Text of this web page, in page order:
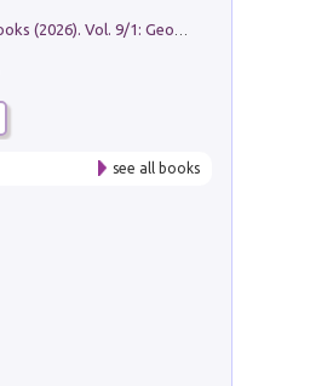
see all books